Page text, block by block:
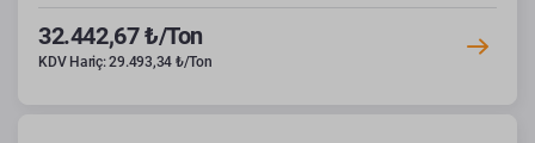
32.442,67 ₺/Ton
KDV Hariç: 29.493,34 ₺/Ton